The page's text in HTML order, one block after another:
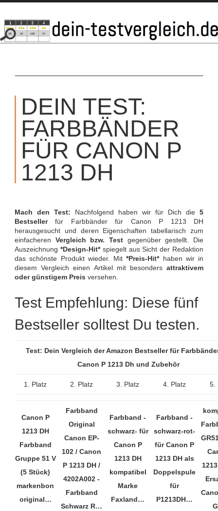
SKIP
CONTENT
DEIN TEST:
FARBBÄNDER
FÜR CANON P
1213 DH
Mach den Test: Nachfolgend haben wir für Dich die 5
Bestsellerfür Farbbänder für Canon P 1213 DH
herausgesucht und deren Eigenschaften tabellarisch zum
einfacheren Vergleich bzw. Test gegenüber gestellt. Die
Auszeichnung *Design-Hit*spiegelt aus Sicht der Redaktion
das schönste Produkt wieder. Mit*Preis-Hit*haben wir in
diesem Vergleich einen Artikel mit besonders attraktivem
oder günstigem Preis versehen.
Test Empfehlung: Diese fünf
Bestseller solltest Du testen.
Test: Dein Vergleich der Amazon Bestseller für
Canon P 1213 Dh und Zubehör
1. Platz 2. Platz 3. Platz 4. Platz 5.
Canon P
1213 DH
Farbband
Gruppe 51 V
(5 Stück)
markenbon
original…
Farbband
Original
Canon EP-
102 / Canon
P 1213 DH /
4202A002 -
Farbband
Schwarz R…
Farbband -
schwarz- für
Canon P
1213 DH
kompatibel
Marke
Faxland…
Farbband -
schwarz-rot-
für Canon P
1213 DH als
Doppelspule
für
P1213DH…